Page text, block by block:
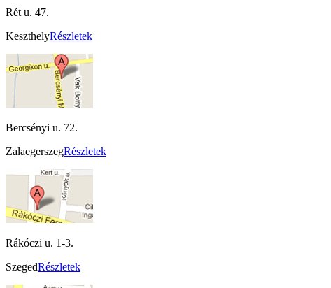
Rét u. 47.
KeszthelyRészletek
Bercsényi u. 72.
ZalaegerszegRészletek
Rákóczi u. 1-3.
SzegedRészletek